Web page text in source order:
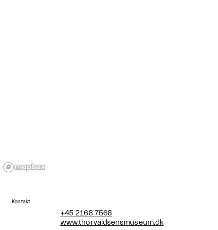
Kontakt
+45 2168 7568
www.thorvaldsensmuseum.dk